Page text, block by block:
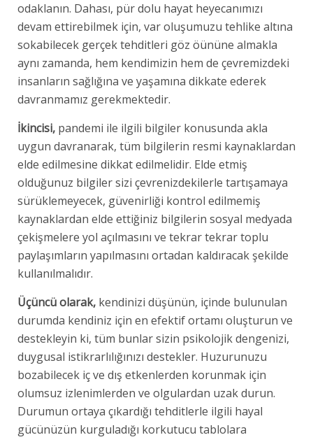
odaklanın. Dahası, pür dolu hayat heyecanımızı
devam ettirebilmek için, var oluşumuzu tehlike altına
sokabilecek gerçek tehditleri göz öününe almakla
aynı zamanda, hem kendimizin hem de çevremizdeki
insanların sağlığına ve yaşamına dikkate ederek
davranmamız gerekmektedir.
İkincisi, pandemi ile ilgili bilgiler konusunda akla
uygun davranarak, tüm bilgilerin resmi kaynaklardan
elde edilmesine dikkat edilmelidir. Elde etmiş
olduğunuz bilgiler sizi çevrenizdekilerle tartışamaya
sürüklemeyecek, güvenirliği kontrol edilmemiş
kaynaklardan elde ettiğiniz bilgilerin sosyal medyada
çekişmelere yol açılmasını ve tekrar tekrar toplu
paylaşımların yapılmasını ortadan kaldıracak şekilde
kullanılmalıdır.
Üçüncü olarak, kendinizi düşünün, içinde bulunulan
durumda kendiniz için en efektif ortamı oluşturun ve
destekleyin ki, tüm bunlar sizin psikolojik dengenizi,
duygusal istikrarlılığınızı destekler. Huzurunuzu
bozabilecek iç ve dış etkenlerden korunmak için
olumsuz izlenimlerden ve olgulardan uzak durun.
Durumun ortaya çıkardığı tehditlerle ilgili hayal
gücünüzün kurguladığı korkutucu tablolara